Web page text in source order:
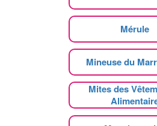
Mérule
Mineuse du
Mites des